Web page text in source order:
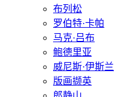
布列松
罗伯特·卡帕
马克·吕布
鲍德里亚
威尼斯·伊斯兰
版画撷英